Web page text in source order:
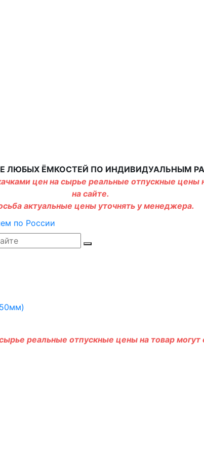
ЛЮБЫХ ЁМКОСТЕЙ ПО ИНДИВИДУАЛЬНЫМ
цен на сырье реальные отпускные цены
на сайте.
актуальные цены уточнять у менеджера.
реальные отпускные цены на товар могут